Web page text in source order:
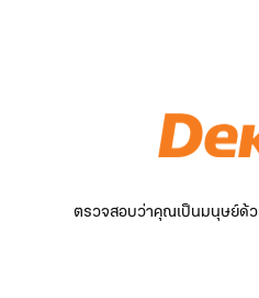
ตรวจสอบว่าคุณเป็นมนุษย์ด้ว